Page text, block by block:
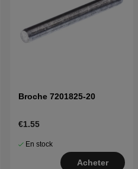
Broche 7201825-20
€1.55
En stock
Acheter